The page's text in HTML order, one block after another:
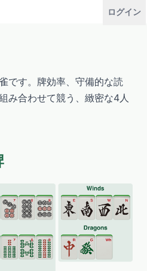
ログイン
です。牌効率、守備的な読
み合わせて競う、緻密な4人